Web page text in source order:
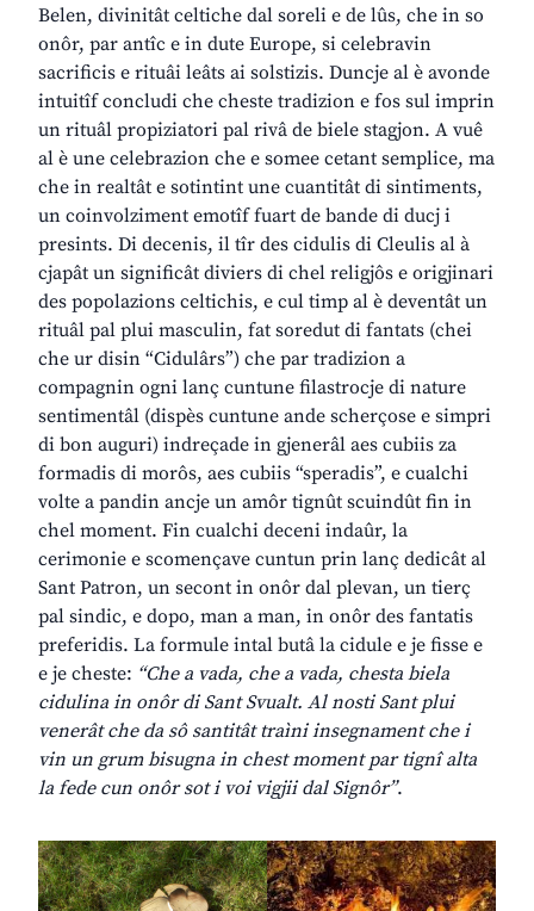
Belen, divinitât celtiche dal soreli e de lûs, che in so
onôr, par antîc e in dute Europe, si celebravin
sacrificis e rituâi leâts ai solstizis. Duncje al è avonde
intuitîf concludi che cheste tradizion e fos sul imprin
un rituâl propiziatori pal rivâ de biele stagjon. A vuê
al è une celebrazion che e somee cetant semplice, ma
che in realtât e sotintint une cuantitât di sintiments,
un coinvolziment emotîf fuart de bande di ducj i
presints. Di decenis, il tîr des cidulis di Cleulis al à
cjapât un significât diviers di chel religjôs e origjinari
des popolazions celtichis, e cul timp al è deventât un
rituâl pal plui masculin, fat soredut di fantats (chei
che ur disin “Cidulârs”) che par tradizion a
compagnin ogni lanç cuntune filastrocje di nature
sentimentâl (dispès cuntune ande scherçose e simpri
di bon auguri) indreçade in gjenerâl aes cubiis za
formadis di morôs, aes cubiis “speradis”, e cualchi
volte a pandin ancje un amôr tignût scuindût fin in
chel moment. Fin cualchi deceni indaûr, la
cerimonie e scomençave cuntun prin lanç dedicât al
Sant Patron, un secont in onôr dal plevan, un tierç
pal sindic, e dopo, man a man, in onôr des fantatis
preferidis. La formule intal butâ la cidule e je fisse e
e je cheste: “Che a vada, che a vada, chesta biela
cidulina in onôr di Sant Svualt. Al nosti Sant plui
venerât che da sô santitât traìni insegnament che i
vin un grum bisugna in chest moment par tignî alta
la fede cun onôr sot i voi vigjii dal Signôr”.